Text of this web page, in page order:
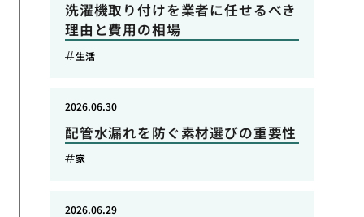
洗濯機取り付けを業者に任せるべき
理由と費用の相場
生活
配管水漏れを防ぐ素材選びの重要性
2026.06.30
家
2026.06.29